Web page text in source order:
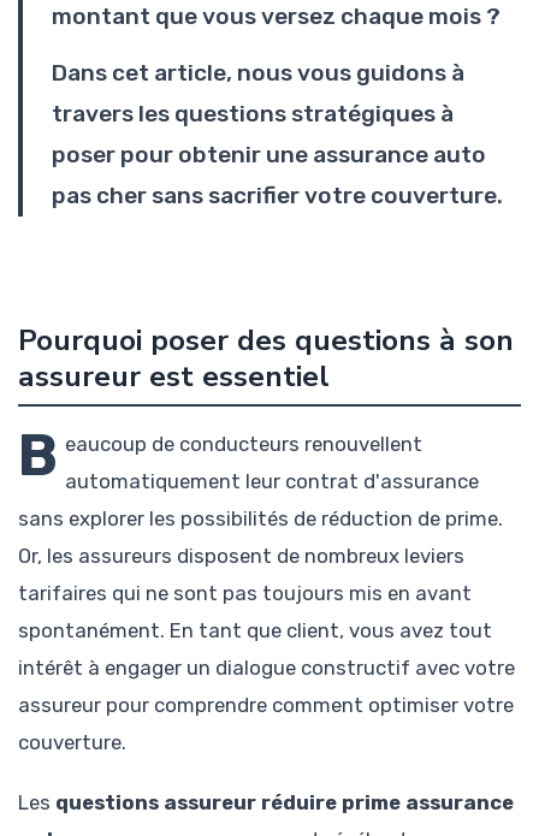
montant que vous versez chaque mois ?
Dans cet article, nous vous guidons à
travers les questions stratégiques à
poser pour obtenir une assurance auto
pas cher sans sacrifier votre couverture.
Pourquoi poser des questions à son
assureur est essentiel
B eaucoup de conducteurs renouvellent
automatiquement leur contrat d'assurance
sans explorer les possibilités de réduction de prime.
Or, les assureurs disposent de nombreux leviers
tarifaires qui ne sont pas toujours mis en avant
spontanément. En tant que client, vous avez tout
intérêt à engager un dialogue constructif avec votre
assureur pour comprendre comment optimiser votre
couverture.
Les questions assureur réduire prime assurance